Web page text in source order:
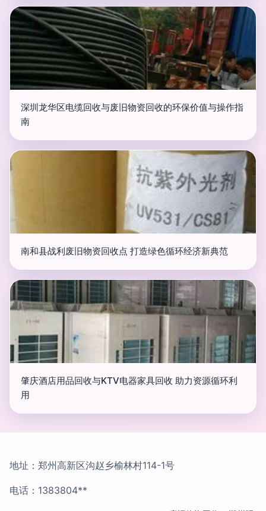
深圳龙华区电缆回收与废旧物资回收的环保价值与操作指
南
南和县战利废旧物资回收点 打造绿色循环经济新典范
肇庆酒店用品回收与KTV电器家具回收 助力资源循环利
用
地址：郑州高新区沟赵乡榆林村114-1号
电话：1383804**